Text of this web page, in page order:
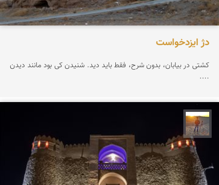
دژ ایزدخواست
کشتی در بیابان، بدون شرح، فقط باید دید. شنیدن کی بود مانند دیدن
....